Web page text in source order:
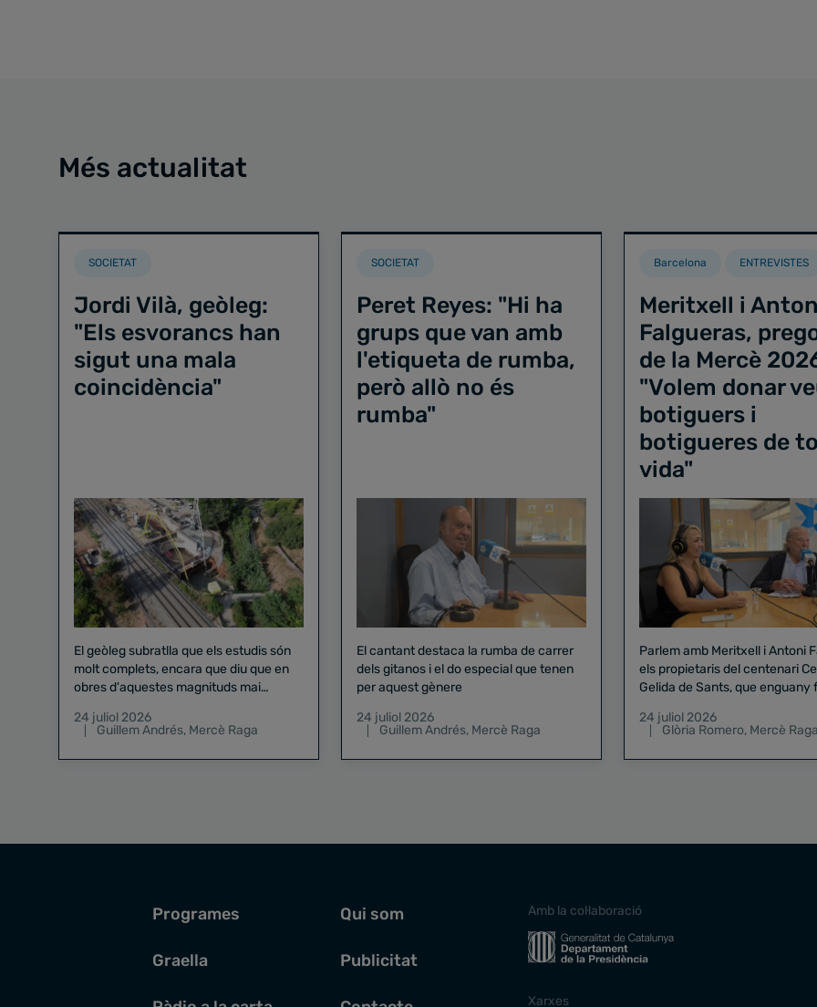
Més actualitat
SOCIETAT
Jordi Vilà, geòleg:
"Els esvorancs han
sigut una mala
coincidència"
El geòleg subratlla que els estudis són
molt complets, encara que diu que en
obres d'aquestes magnituds mai
24 juliol 2026
Guillem Andrés, Mercè Raga
SOCIETAT
Peret Reyes: "Hi ha
grups que van amb
l'etiqueta de rumba,
però allò no és
rumba"
El cantant destaca la rumba de carrer
dels gitanos i el do especial que tenen
per aquest gènere
24 juliol 2026
Guillem Andrés, Mercè Raga
Barcelona ENTREVISTES
Meritxell i
Falgueras,
de la Mercè
"Volem donar
botiguers i
botigueres de
vida"
Parlem amb Meritxell i Antoni
els propietaris del centenari Celler
Gelida de Sants, que enguany
24 juliol 2026
Glòria Romero, Mercè Raga
Programes
Graella
Qui som
Publicitat
Amb la col·laboració
Xarxes